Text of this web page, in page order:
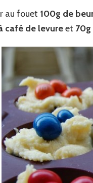
au fouet 100g de
café de levureet 70g